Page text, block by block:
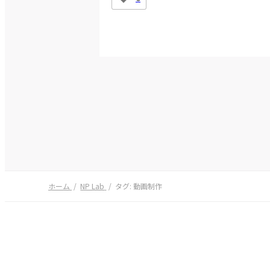
ホーム NP Lab タグ: 動画制作